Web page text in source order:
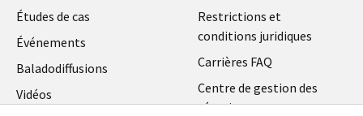
Études de cas
Événements
Baladodiffusions
Vidéos
Restrictions et
conditions juridiques
Carrières FAQ
Centre de gestion des
témoins